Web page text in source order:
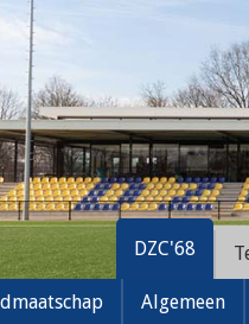
DZC'68
Algemeen